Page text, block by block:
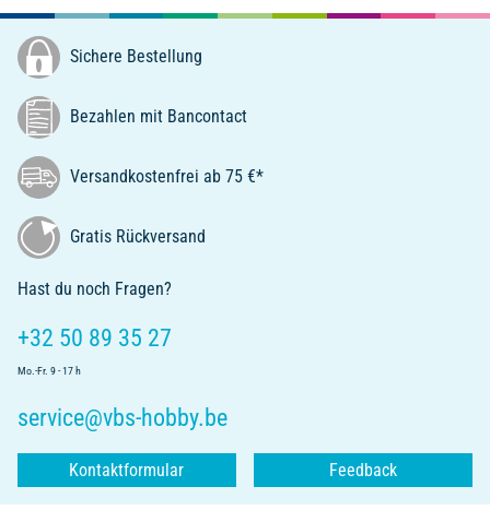
Sichere Bestellung
Bezahlen mit Bancontact
Versandkostenfrei ab 75 €*
Gratis Rückversand
Hast du noch Fragen?
+32 50 89 35 27
Mo.-Fr. 9 - 17 h
service@vbs-hobby.be
Kontaktformular Feedback